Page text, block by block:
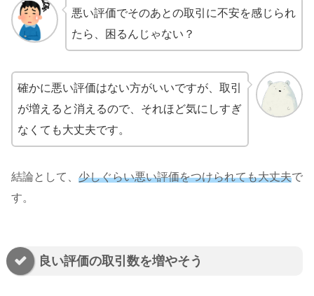
悪い評価でそのあとの取引に不安を感じられ
たら、困るんじゃない？
確かに悪い評価はない方がいいですが、取引
が増えると消えるので、それほど気にしすぎ
なくても大丈夫です。
結論として、 少しぐらい悪い評価をつけられても大丈夫で
す。
良い評価の取引数を増やそう